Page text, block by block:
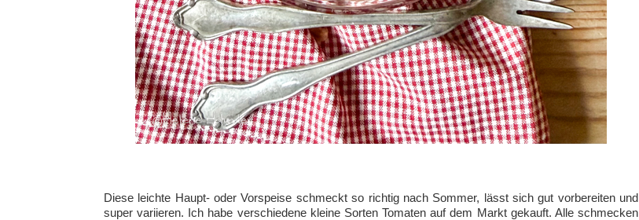
Diese leichte Haupt- oder Vorspeise schmeckt so richtig nach Sommer, lässt sich gut vorbereiten und
super variieren. Ich habe verschiedene kleine Sorten Tomaten auf dem Markt gekauft. Alle schmecken